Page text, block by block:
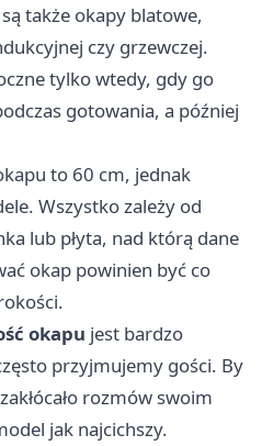
także okapy blatowe,
czy grzewczej.
tylko wtedy, gdy go
gotowania, a później
to 60 cm, jednak
Wszystko zależy od
lub płyta, nad którą dane
okap powinien być co
okapu jest bardzo
przyjmujemy gości. By
rozmów swoim
jak najcichszy.